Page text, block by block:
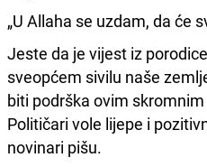
„U Allaha se uzdam, da će
Jeste da je vijest iz
sveopćem sivilu naše
biti podrška ovim
Političari vole lijepe i
novinari pišu.